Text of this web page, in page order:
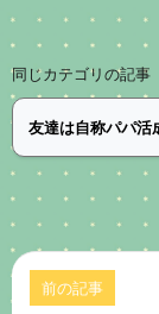
同じカテゴリの記事
前の記事